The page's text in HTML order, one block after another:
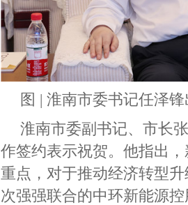
图 | 淮南市委书记任泽
淮南市委副书记、市长
作签约表示祝贺。他指出
重点，对于推动经济转型
次强强联合的中环新能源